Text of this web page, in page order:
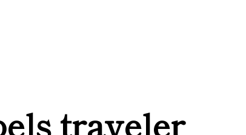
traveler